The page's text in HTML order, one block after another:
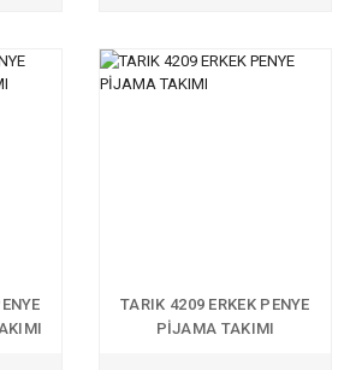
TARIK 4209 ERKEK PENYE
PİJAMA TAKIMI